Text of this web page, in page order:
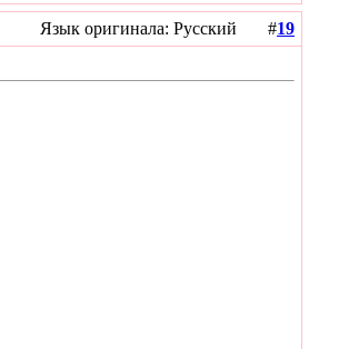
Язык оригинала: Русский #19